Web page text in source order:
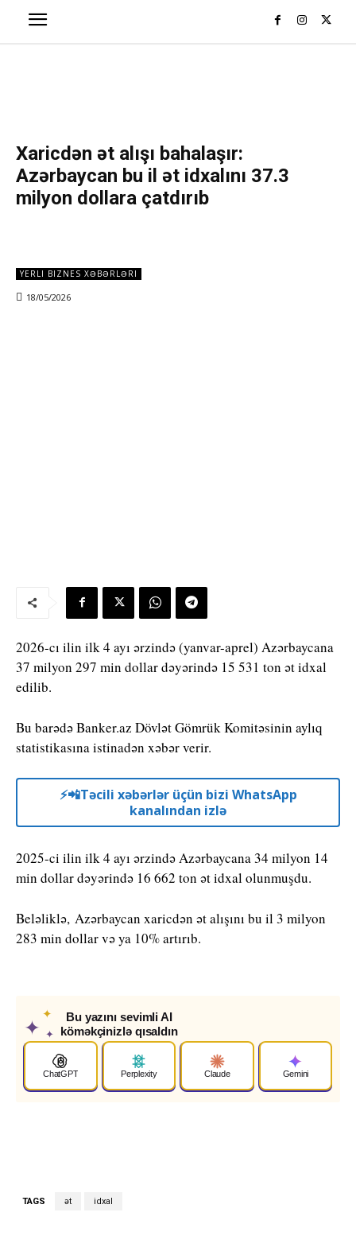
Xaricdən ət alışı bahalaşır:
Azərbaycan bu il ət idxalını 37.3
milyon dollara çatdırıb
YERLI BIZNES XƏBƏRLƏRI
18/05/2026
2026-cı ilin ilk 4 ayı ərzində (yanvar-aprel) Azərbaycana
37 milyon 297 min dollar dəyərində 15 531 ton ət idxal
edilib.
Bu barədə Banker.az Dövlət Gömrük Komitəsinin aylıq
statistikasına istinadən xəbər verir.
⚡️📲Təcili xəbərlər üçün bizi WhatsApp
kanalından izlə
2025-ci ilin ilk 4 ayı ərzində Azərbaycana 34 milyon 14
min dollar dəyərində 16 662 ton ət idxal olunmuşdu.
Beləliklə, Azərbaycan xaricdən ət alışını bu il 3 milyon
283 min dollar və ya 10% artırıb.
✦
✦
✦
Bu yazını sevimli AI
köməkçinizlə qısaldın
ChatGPT Perplexity Claude Gemini
TAGS ət idxal